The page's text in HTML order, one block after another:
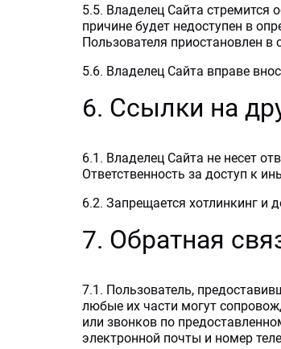
5.5. Владелец Сайта стремится
причине будет недоступен в
Пользователя приостановлен
5.6. Владелец Сайта вправе
6. Ссылки на
6.1. Владелец Сайта не несет
Ответственность за доступ к
6.2. Запрещается хотлинкинг и
7. Обратная
7.1. Пользователь,
любые их части могут
или звонков по
электронной почты и номер